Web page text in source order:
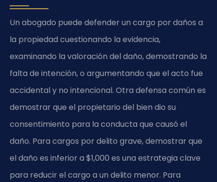
Un abogado puede defender un cargo por daños a
la propiedad cuestionando la evidencia,
examinando la valoración del daño, demostrando la
falta de intención, o argumentando que el acto fue
accidental y no intencional. Otra defensa común es
demostrar que el propietario del bien dio su
consentimiento para la conducta que causó el
daño. Para cargos por delito grave, demostrar que
el daño es inferior a $1,000 es una estrategia clave
para reducir el cargo a un delito menor. Para